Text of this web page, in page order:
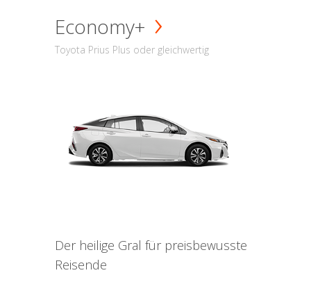
Economy+
Toyota Prius Plus oder gleichwertig
Der heilige Gral für preisbewusste
Reisende